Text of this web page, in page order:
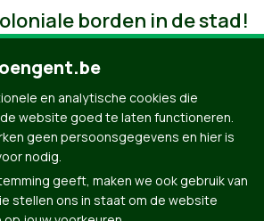
borden in de stad!
en analytische cookies die
website goed te laten functioneren.
geen persoonsgegevens en hier is
nodig.
geeft, maken we ook gebruik van
stellen ons in staat om de website